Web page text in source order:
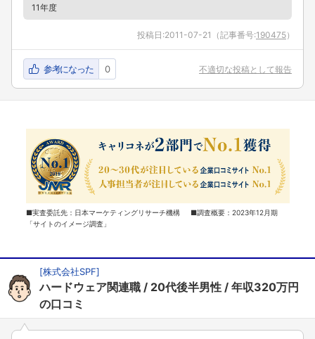
11年度
投稿日:2011-07-21 （記事番号:190475）
参考になった 0 不適切な投稿として報告
■実査委託先：日本マーケティングリサーチ機構 ■調査概要：2023年12月期
「サイトのイメージ調査」
[株式会社SPF]
ハードウェア関連職 20代後半男性
年収320万円
の口コミ